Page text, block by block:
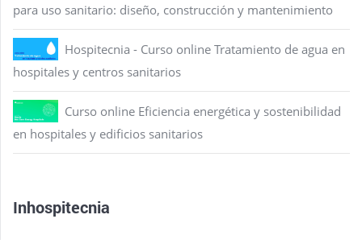
para uso sanitario: diseño, construcción y mantenimiento
Hospitecnia - Curso online Tratamiento de agua en
hospitales y centros sanitarios
Curso online Eficiencia energética y sostenibilidad
en hospitales y edificios sanitarios
Inhospitecnia